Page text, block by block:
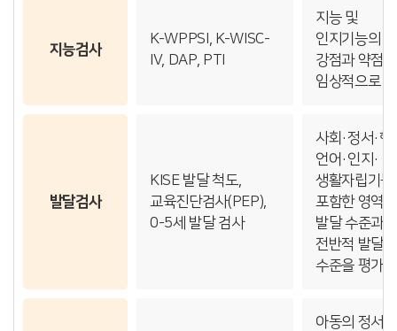
지능검사
K-WPPSI, K-WISC-
IV, DAP, PTI
지능 및
인지기능의
강점과 약점을
임상적으로
발달검사
KISE 발달 척도,
교육진단검사(PEP),
0-5세 발달 검사
사회·정서·행
언어·인지·
생활자립기능
포함한 영역별
발달 수준과
전반적 발달
수준을 평가
아동의 정서